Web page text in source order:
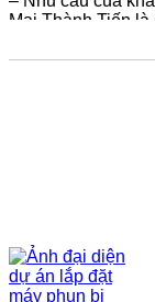
Mại Thành Tiến là